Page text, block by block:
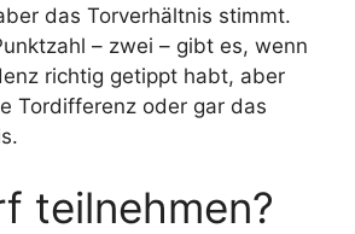
das Torverhältnis stimmt.
– zwei – gibt es, wenn
richtig getippt habt, aber
Tordifferenz oder gar das
teilnehmen?